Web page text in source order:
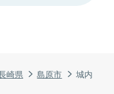
崎県 島原市 城内